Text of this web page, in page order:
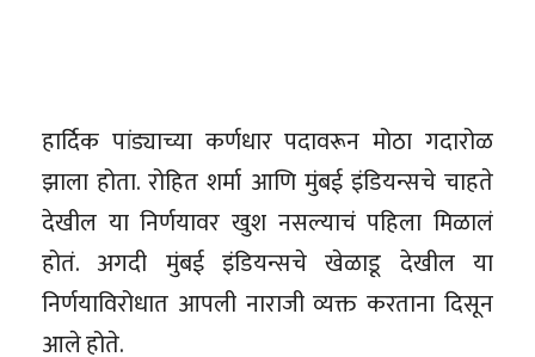
हार्दिक पांड्याच्या कर्णधार पदावरून मोठा गदारोळ
झाला होता. रोहित शर्मा आणि मुंबई इंडियन्सचे चाहते
देखील या निर्णयावर खुश नसल्याचं पहिला मिळालं
होतं. अगदी मुंबई इंडियन्सचे खेळाडू देखील या
निर्णयाविरोधात आपली नाराजी व्यक्त करताना दिसून
आले होते.